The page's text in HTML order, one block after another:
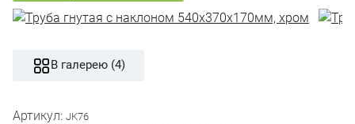
В галерею (4)
Артикул: JK76